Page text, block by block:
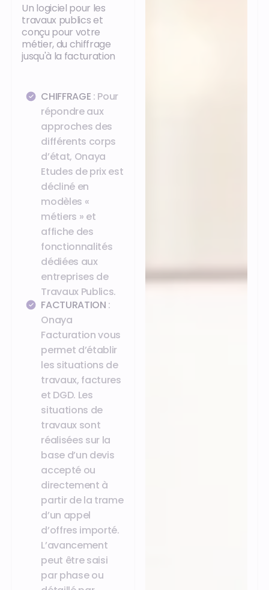
Un logiciel pour les
travaux publics et
conçu pour votre
métier, du chiffrage
jusqu'à la facturation
CHIFFRAGE : Pour
répondre aux
approches des
différents corps
d’état, Onaya
Etudes de prix est
décliné en
modèles «
métiers » et
affiche des
fonctionnalités
dédiées aux
entreprises de
Travaux Publics.
FACTURATION :
Onaya
Facturation vous
permet d’établir
les situations de
travaux, factures
et DGD. Les
situations de
travaux sont
réalisées sur la
base d’un devis
accepté ou
directement à
partir de la trame
d’un appel
d’offres importé.
L’avancement
peut être saisi
par phase ou